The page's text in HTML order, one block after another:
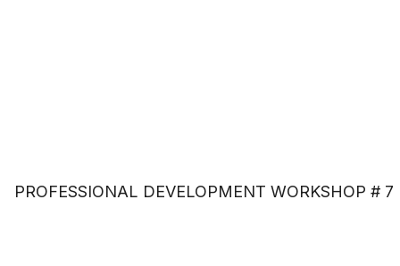
PROFESSIONAL DEVELOPMENT WORKSHOP # 7